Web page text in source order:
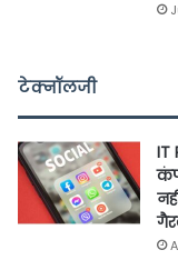
टेक्नॉलजी
IT